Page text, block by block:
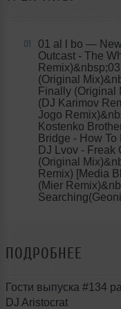
01 01 al l bo — New
Outcast - The
(Original
Finally (Original
(DJ Karimov
Jogo
Kostenko
Bridge - How
DJ Lvov - Freak
(Original
Remix) [Media
(Mier
ПОДРОБНЕЕ
Гости выпуска #134
DJ Aristocrat